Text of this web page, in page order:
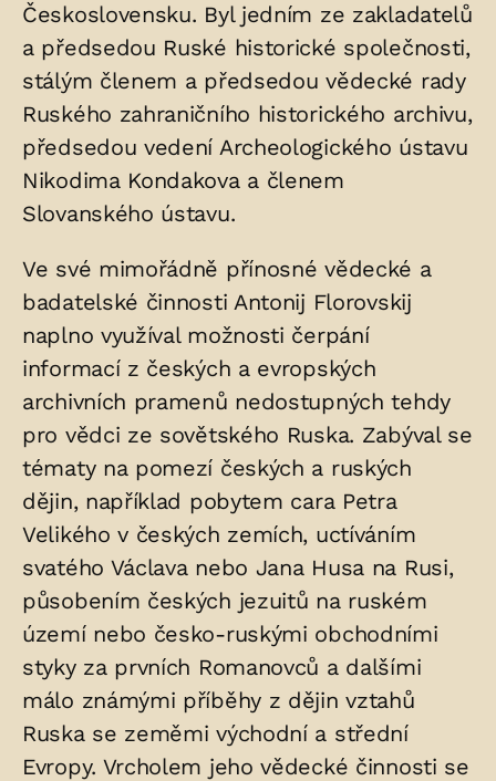
Československu. Byl jedním ze zakladatelů
a předsedou Ruské historické společnosti,
stálým členem a předsedou vědecké rady
Ruského zahraničního historického archivu,
předsedou vedení Archeologického ústavu
Nikodima Kondakova a členem
Slovanského ústavu.
Ve své mimořádně přínosné vědecké a
badatelské činnosti Antonij Florovskij
naplno využíval možnosti čerpání
informací z českých a evropských
archivních pramenů nedostupných tehdy
pro vědci ze sovětského Ruska. Zabýval se
tématy na pomezí českých a ruských
dějin, například pobytem cara Petra
Velikého v českých zemích, uctíváním
svatého Václava nebo Jana Husa na Rusi,
působením českých jezuitů na ruském
území nebo česko-ruskými obchodními
styky za prvních Romanovců a dalšími
málo známými příběhy z dějin vztahů
Ruska se zeměmi východní a střední
Evropy. Vrcholem jeho vědecké činnosti se